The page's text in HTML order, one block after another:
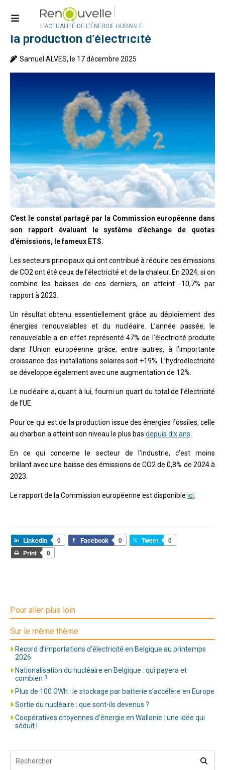
L'ACTUALITÉ DE L'ÉNERGIE DURABLE
Baisse des émissions de CO2 liées à
la production d’électricité
Samuel ALVES, le 17 décembre 2025
C’est le constat partagé par la Commission européenne dans
son rapport évaluant le système d’échange de quotas
d’émissions, le fameux ETS.
Les secteurs principaux qui ont contribué à réduire ces émissions
de CO2 ont été ceux de l’électricité et de la chaleur. En 2024, si on
combine les baisses de ces derniers, on atteint -10,7% par
rapport à 2023.
Un résultat obtenu essentiellement grâce au déploiement des
énergies renouvelables et du nucléaire. L’année passée, le
renouvelable a en effet représenté 47% de l’électricité produite
dans l’Union européenne grâce, entre autres, à l’importante
croissance des installations solaires soit +19%. L’hydroélectricité
se développe également avec une augmentation de 12%.
Le nucléaire a, quant à lui, fourni un quart du total de l’électricité
de l’UE.
Pour ce qui est de la production issue des énergies fossiles, celle
au charbon a atteint son niveau le plus bas depuis dix ans
En ce qui concerne le secteur de l’industrie, c’est moins
brillant avec une baisse des émissions de CO2 de 0,8% de 2024 à
2023.
Le rapport de la Commission européenne est disponible ici
LinkedIn 0 Facebook 0 Tweet
0
Print
0
Pour aller plus loin
Sur le même thème
Record d’importations d’électricité en Belgique au printemps
2026
Nationalisation du nucléaire en Belgique : qui payera et
combien ?
Plus de 100 GWh : le stockage par batterie s’accélère en Europe
Sortie du nucléaire : que sont-ils devenus ?
Coopératives citoyennes d’énergie en Wallonie : une idée qui
séduit !